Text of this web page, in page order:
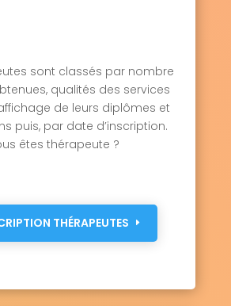
sont classés par nombre
qualités des services
de leurs diplômes et
puis, par date d’inscription.
êtes thérapeute ?
THÉRAPEUTES